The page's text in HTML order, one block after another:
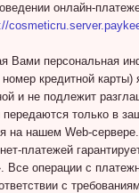
онлайн-
Вами персональная
кредитной карты)
и не подлежит
передаются только в
на нашем Web-
платежей
Все операции с
с